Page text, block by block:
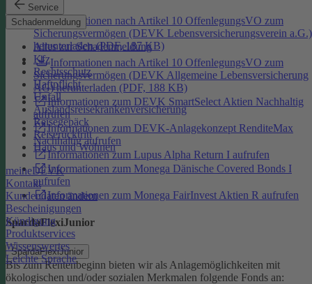
Service
Schadenmeldung
Alles zur Schadenmeldung
Kfz
Rechtsschutz
Haftpflicht
Unfall
Auslandsreisekrankenversicherung
Reisegepäck
Reiserücktritt
Haus und Wohnen
meineDEVK
Kontakt
Kundendaten ändern
Bescheinigungen
Kündigung
Produktservices
Wissenswertes
Leichte Sprache
Informationen nach Artikel 10 OffenlegungsVO zum
Sicherungsvermögen (DEVK Lebensversicherungsverein a.G.)
herunterladen (PDF, 187 KB)
Informationen nach Artikel 10 OffenlegungsVO zum
Sicherungsvermögen (DEVK Allgemeine Lebensversicherung
AG) herunterladen (PDF, 188 KB)
Informationen zum DEVK SmartSelect Aktien Nachhaltig
aufrufen
Informationen zum DEVK-Anlagekonzept RenditeMax
Nachhaltig aufrufen
Informationen zum Lupus Alpha Return I aufrufen
Informationen zum Monega Dänische Covered Bonds I
aufrufen
Informationen zum Monega FairInvest Aktien R aufrufen
SpardaFlexiJunior
SpardaFlexiJunior
Bis zum Rentenbeginn bieten wir als Anlagemöglichkeiten mit
ökologischen und/oder sozialen Merkmalen folgende Fonds an: